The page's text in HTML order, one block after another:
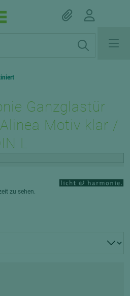
Ganzglastür
Motiv klar /
L
zu sehen.